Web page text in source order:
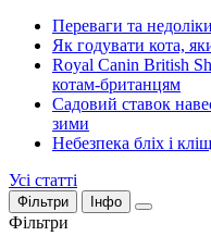
Переваги та
Як годувати кота,
Royal Canin British
котам-британцям
Садовий ставок
зими
Небезпека бліх і
Усі статті
Фільтри Інфо
Фільтри